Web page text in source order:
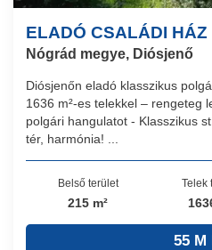
ELADÓ CSALÁDI HÁZ
Nógrád megye, Diósjenő
Diósjenőn eladó klasszikus
1636 m²-es telekkel – rengeteg
polgári hangulatot - Klasszikus
tér, harmónia! ...
Belső terület
215 m²
Telek
55 M